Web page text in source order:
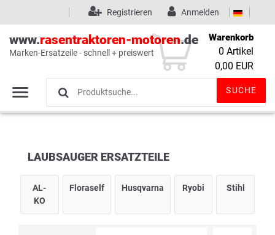
Wunschliste (0)
Anmelden
Registrieren
www.rasentraktoren-motoren.de
Marken-Ersatzeile - schnell + preiswert
SUCHE
Warenkorb
0 Artikel
0,00 EUR
LAUBSAUGER ERSATZTEILE
AL-
KO
Floraself Husqvarna Ryobi Stihl